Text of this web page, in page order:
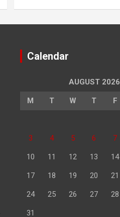
Calendar
AUGUST 2026
M T W T F
3 4 5 6 7
10 11 12 13 14
17 18 19 20 21
24 25 26 27 28
31